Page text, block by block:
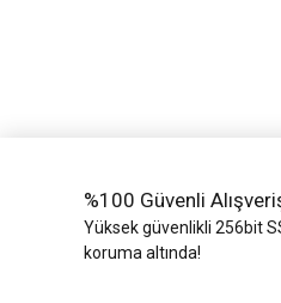
%100 Güvenli
Yüksek güvenlikli 256bit
koruma altında!